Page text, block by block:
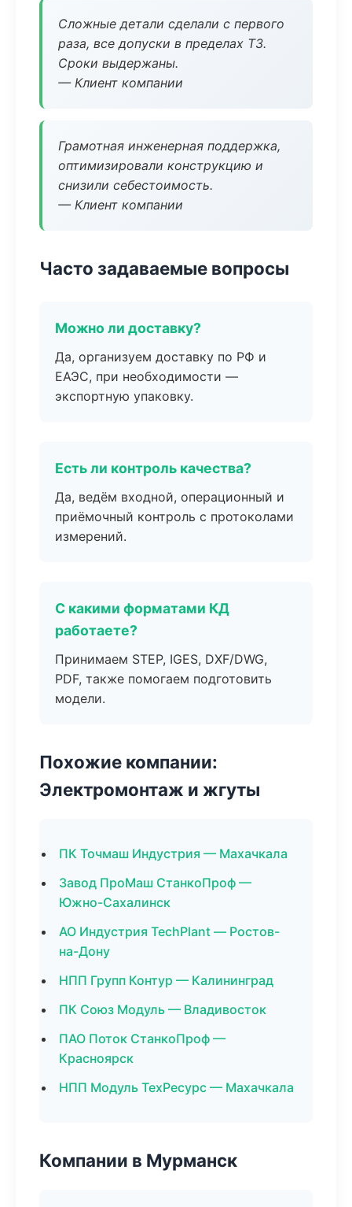
Сложные детали сделали с первого
раза, все допуски в пределах ТЗ.
Сроки выдержаны.
— Клиент компании
Грамотная инженерная поддержка,
оптимизировали конструкцию и
снизили себестоимость.
— Клиент компании
Часто задаваемые вопросы
Можно ли доставку?
Да, организуем доставку по РФ и
ЕАЭС, при необходимости —
экспортную упаковку.
Есть ли контроль качества?
Да, ведём входной, операционный и
приёмочный контроль с протоколами
измерений.
С какими форматами КД
работаете?
Принимаем STEP, IGES, DXF/DWG,
PDF, также помогаем подготовить
модели.
Похожие компании:
Электромонтаж и жгуты
ПК Точмаш Индустрия — Махачкала
Завод ПроМаш СтанкоПроф —
Южно-Сахалинск
АО Индустрия TechPlant — Ростов-
на-Дону
НПП Групп Контур — Калининград
ПК Союз Модуль — Владивосток
ПАО Поток СтанкоПроф —
Красноярск
НПП Модуль ТехРесурс — Махачкала
Компании в Мурманск